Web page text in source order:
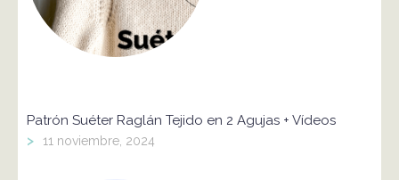
Patrón Suéter Raglán Tejido en 2 Agujas + Vídeos
> 11 noviembre, 2024